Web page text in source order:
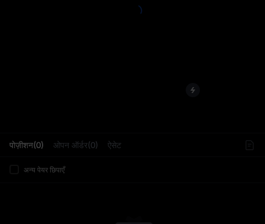
पोज़ीशन(0) ओपन ऑर्डर(0) ऐसेट
अन्य पेयर छिपाएँ